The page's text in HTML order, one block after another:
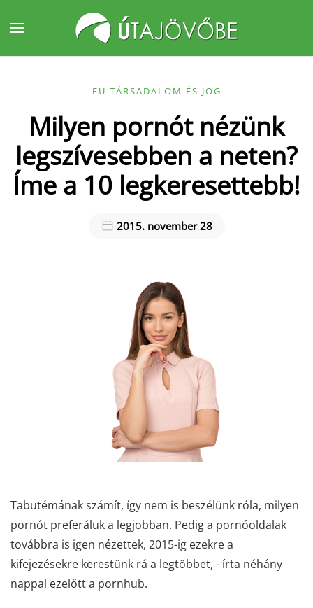
Fő tartalom átugrása
EU TÁRSADALOM ÉS JOG
Milyen pornót nézünk
legszívesebben a neten?
Íme a 10 legkeresettebb!
2015. november 28
Tabutémának számít, így nem is beszélünk róla, milyen
pornót preferáluk a legjobban. Pedig a pornóoldalak
továbbra is igen nézettek, 2015-ig ezekre a
kifejezésekre kerestünk rá a legtöbbet, - írta néhány
nappal ezelőtt a pornhub.